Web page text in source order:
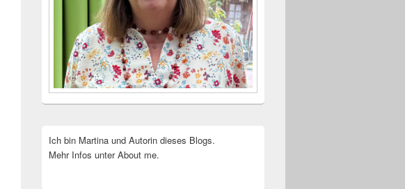
Ich bin Martina und Autorin dieses Blogs.
Mehr Infos unter About me.